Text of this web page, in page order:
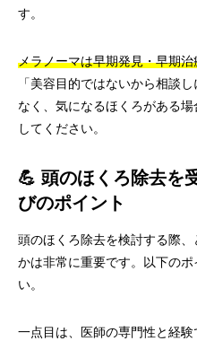
す。
メラノーマは早期発見・早期
「美容目的ではないから相談
なく、気になるほくろがある
してください。
💪 頭のほくろ除去を
びのポイント
頭のほくろ除去を検討する際
かは非常に重要です。以下の
い。
一点目は、医師の専門性と経験